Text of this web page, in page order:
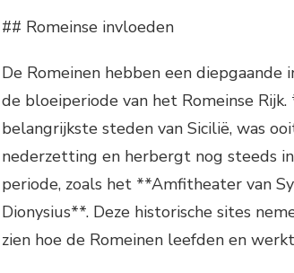
## Romeinse invloeden
De Romeinen hebben een
de bloeiperiode van het Romeinse
belangrijkste steden van Sicilië, was
nederzetting en herbergt nog steeds
periode, zoals het **Amfitheater van
Dionysius**. Deze historische sites
zien hoe de Romeinen leefden en